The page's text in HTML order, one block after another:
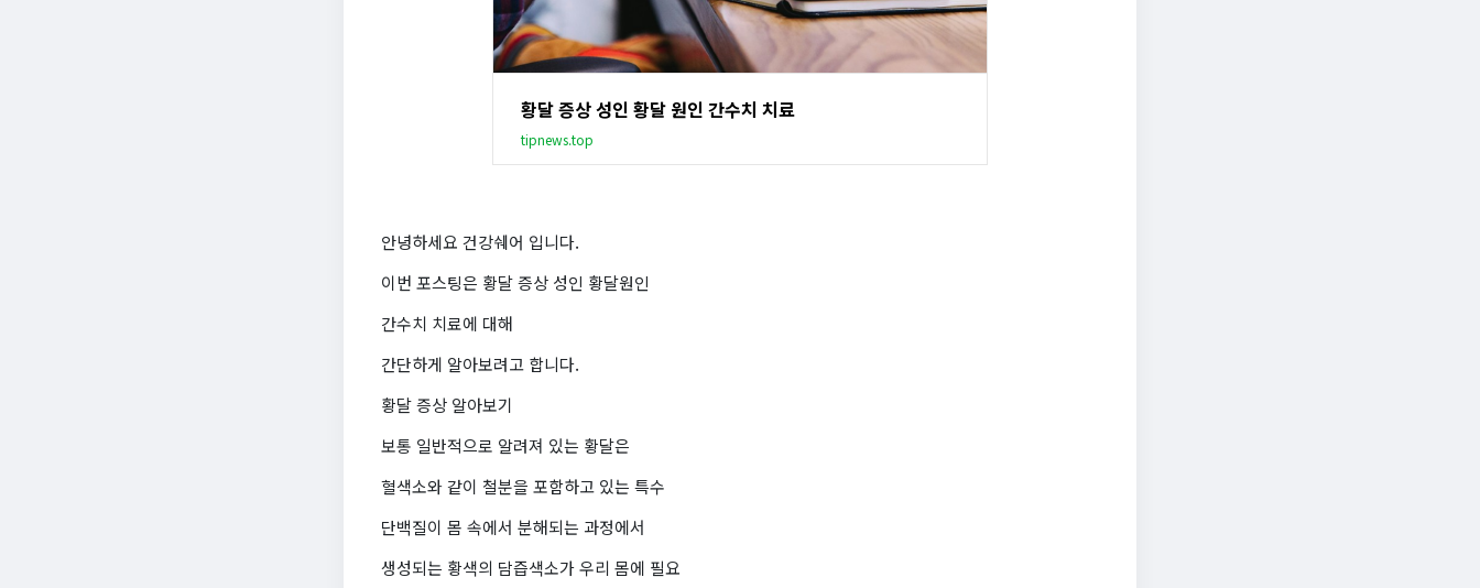
황달 증상 성인 황달 원인 간수치 치료
tipnews.top
안녕하세요 건강쉐어 입니다.
이번 포스팅은 황달 증상 성인 황달원인
간수치 치료에 대해
간단하게 알아보려고 합니다.
황달 증상 알아보기
보통 일반적으로 알려져 있는 황달은
혈색소와 같이 철분을 포함하고 있는 특수
단백질이 몸 속에서 분해되는 과정에서
생성되는 황색의 담즙색소가 우리 몸에 필요